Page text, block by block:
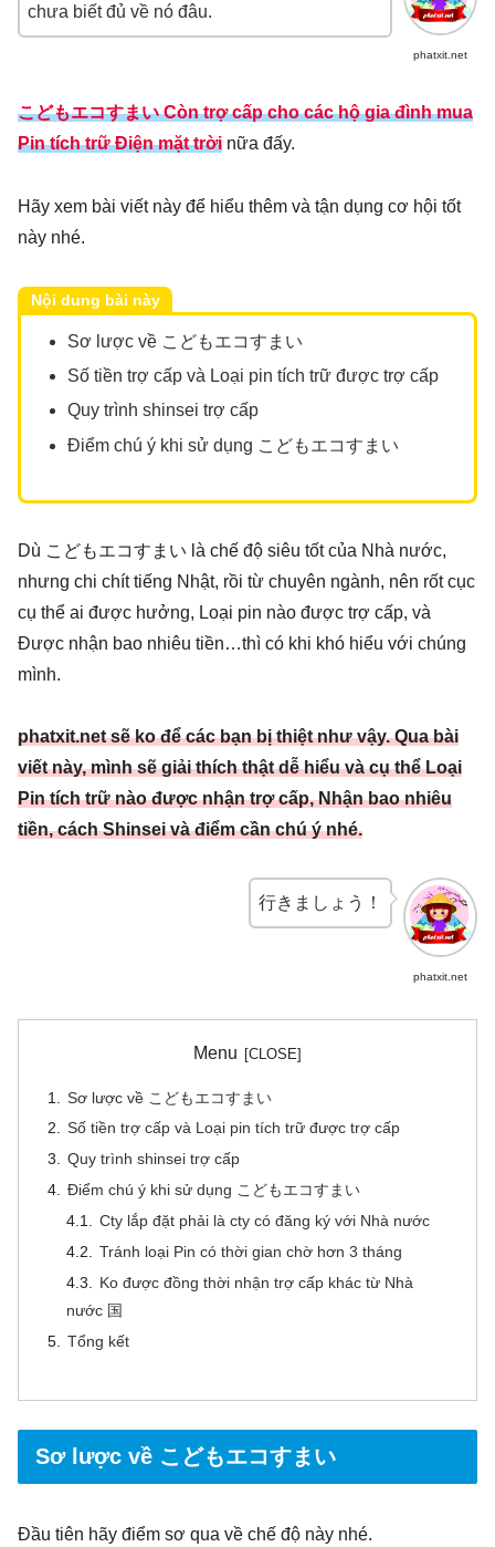
phatxit.net
chưa biết đủ về nó đâu.
こどもエコすまい Còn trợ cấp cho các hộ gia đình mua
Pin tích trữ Điện mặt trời nữa đấy.
Hãy xem bài viết này để hiểu thêm và tận dụng cơ hội tốt
này nhé.
Nội dung bài này
Sơ lược về こどもエコすまい
Số tiền trợ cấp và Loại pin tích trữ được trợ cấp
Quy trình shinsei trợ cấp
Điểm chú ý khi sử dụng こどもエコすまい
Dù こどもエコすまい là chế độ siêu tốt của Nhà nước,
nhưng chi chít tiếng Nhật, rồi từ chuyên ngành, nên rốt cục
cụ thể ai được hưởng, Loại pin nào được trợ cấp, và
Được nhận bao nhiêu tiền…thì có khi khó hiểu với chúng
mình.
phatxit.net sẽ ko để các bạn bị thiệt như vậy. Qua bài
viết này, mình sẽ giải thích thật dễ hiểu và cụ thể Loại
Pin tích trữ nào được nhận trợ cấp, Nhận bao nhiêu
tiền, cách Shinsei và điểm cần chú ý nhé.
phatxit.net
行きましょう！
Menu
Sơ lược về こどもエコすまい
Số tiền trợ cấp và Loại pin tích trữ được trợ cấp
Quy trình shinsei trợ cấp
Điểm chú ý khi sử dụng こどもエコすまい
Cty lắp đặt phải là cty có đăng ký với Nhà nước
Tránh loại Pin có thời gian chờ hơn 3 tháng
Ko được đồng thời nhận trợ cấp khác từ Nhà
nước 国
Tổng kết
Sơ lược về こどもエコすまい
Đầu tiên hãy điểm sơ qua về chế độ này nhé.